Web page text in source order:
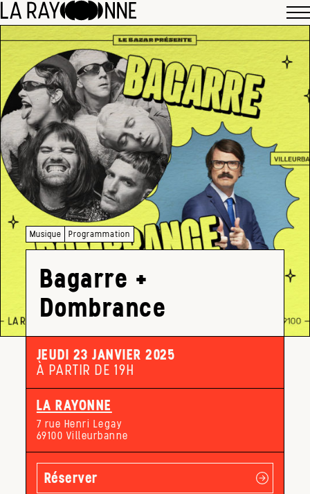
Musique Programmation
Bagarre +
Dombrance
JEUDI 23 JANVIER 2025
À PARTIR DE 19H
LA RAYONNE
7 rue Henri Legay
69100 Villeurbanne
Réserver